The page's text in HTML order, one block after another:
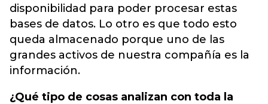
disponibilidad para poder procesar estas
bases de datos. Lo otro es que todo esto
queda almacenado porque uno de las
grandes activos de nuestra compañía es la
información.
¿Qué tipo de cosas analizan con toda la